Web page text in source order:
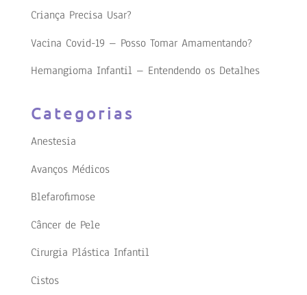
Criança Precisa Usar?
Vacina Covid-19 – Posso Tomar Amamentando?
Hemangioma Infantil – Entendendo os Detalhes
Categorias
Anestesia
Avanços Médicos
Blefarofimose
Câncer de Pele
Cirurgia Plástica Infantil
Cistos